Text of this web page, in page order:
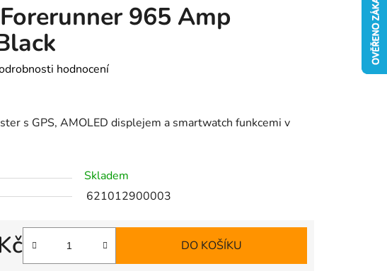
965 Amp
hodnocení
s GPS, AMOLED displejem a smartwatch funkcemi v
Skladem
621012900003
DO KOŠÍKU